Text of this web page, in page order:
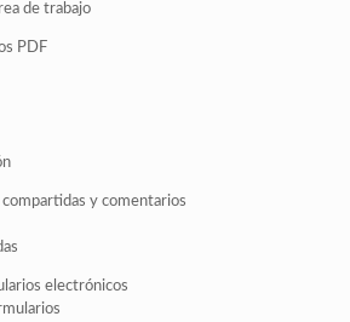
de trabajo
PDF
y comentarios
electrónicos